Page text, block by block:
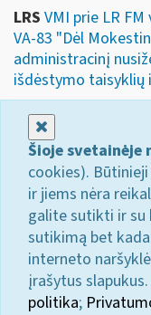
LRS VMI prie LR
VA-83 "Dėl
administracinį
išdėstymo
Šioje svetainėje
cookies).
ir jiems nėra
galite sutikti ir su
sutikimą bet
interneto
įrašytus
politika;